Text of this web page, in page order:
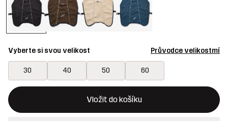
Vyberte si svou velikost Průvodce velikostmí
30 40 50 60
Vložit do košíku
Toto tlačítko otevře modální potvrzení nové položky v
{{size}} není k dispozici